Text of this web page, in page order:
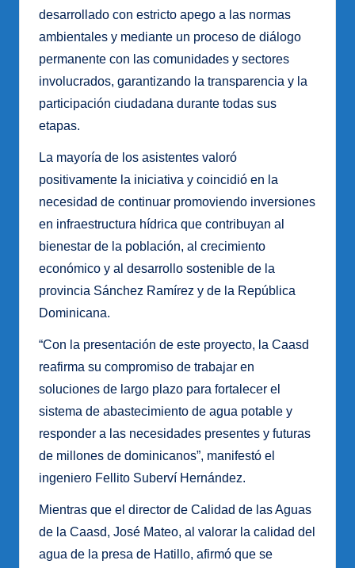
desarrollado con estricto apego a las normas
ambientales y mediante un proceso de diálogo
permanente con las comunidades y sectores
involucrados, garantizando la transparencia y la
participación ciudadana durante todas sus
etapas.
La mayoría de los asistentes valoró
positivamente la iniciativa y coincidió en la
necesidad de continuar promoviendo inversiones
en infraestructura hídrica que contribuyan al
bienestar de la población, al crecimiento
económico y al desarrollo sostenible de la
provincia Sánchez Ramírez y de la República
Dominicana.
“Con la presentación de este proyecto, la Caasd
reafirma su compromiso de trabajar en
soluciones de largo plazo para fortalecer el
sistema de abastecimiento de agua potable y
responder a las necesidades presentes y futuras
de millones de dominicanos”, manifestó el
ingeniero Fellito Suberví Hernández.
Mientras que el director de Calidad de las Aguas
de la Caasd, José Mateo, al valorar la calidad del
agua de la presa de Hatillo, afirmó que se